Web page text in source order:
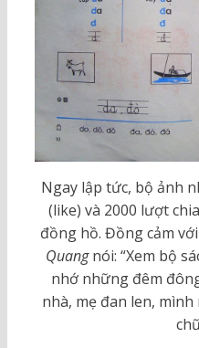
Ngay lập tức, bộ ảnh
(like) và 2000 lượt
đồng hồ. Đồng cảm
Quangnói: “Xem bộ
nhớ những đêm
nhà, mẹ đan len,